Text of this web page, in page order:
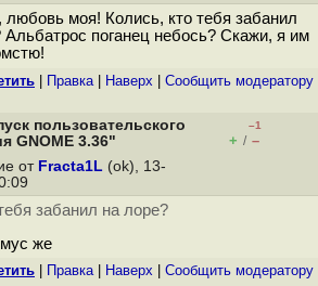
любовь моя! Колись, кто тебя забанил
Альбатрос поганец небось? Скажи, я им
Правка| Наверх Cообщить модератору
пользовательского
GNOME 3.36"
–1
+ / –
от Fracta1L (ok), 13-
забанил на лоре?
же
Правка| Наверх Cообщить модератору